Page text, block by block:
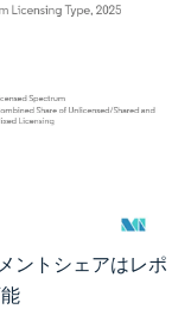
表示が必要です。
ントシェアはレポ